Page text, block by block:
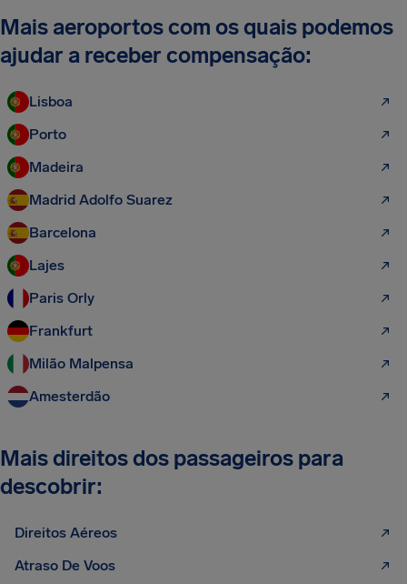
Mais aeroportos com os quais podemos
ajudar a receber compensação:
Lisboa
Porto
Madeira
Madrid Adolfo Suarez
Barcelona
Lajes
Paris Orly
Frankfurt
Milão Malpensa
Amesterdão
Mais direitos dos passageiros para
descobrir:
Direitos Aéreos
Atraso De Voos